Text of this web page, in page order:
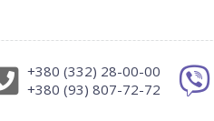
+380 (332) 28-00-00
+380 (93) 807-72-72